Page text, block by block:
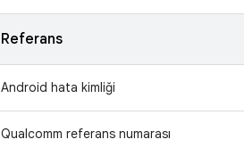
Referans
Android hata kimliği
Qualcomm referans numarası